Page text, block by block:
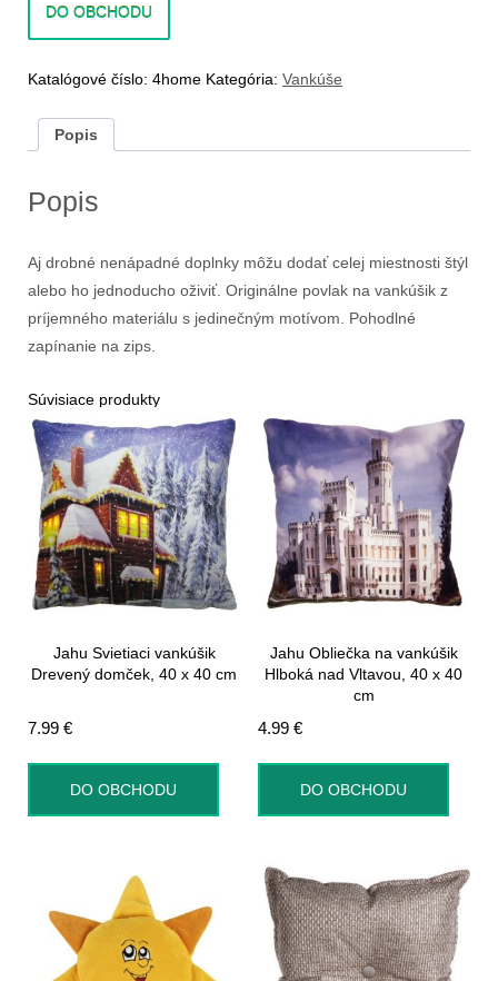
DO OBCHODU
Katalógové číslo: 4home Kategória: Vankúše
Popis
Popis
Aj drobné nenápadné doplnky môžu dodať celej miestnosti štýl
alebo ho jednoducho oživiť. Originálne povlak na vankúšik z
príjemného materiálu s jedinečným motívom. Pohodlné
zapínanie na zips.
Súvisiace produkty
Jahu Svietiaci vankúšik
Drevený domček, 40 x 40 cm
7.99 €
DO OBCHODU
Jahu Obliečka na vankúšik
Hlboká nad Vltavou, 40 x 40
cm
4.99 €
DO OBCHODU